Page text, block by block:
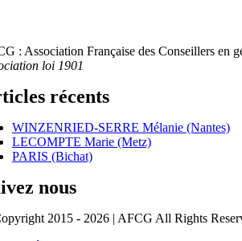
: Association Française des Conseillers en
loi 1901
récents
WINZENRIED-SERRE Mélanie (Nantes)
LECOMPTE Marie (Metz)
PARIS (Bichat)
nous
2015 - 2026 | AFCG All Rights